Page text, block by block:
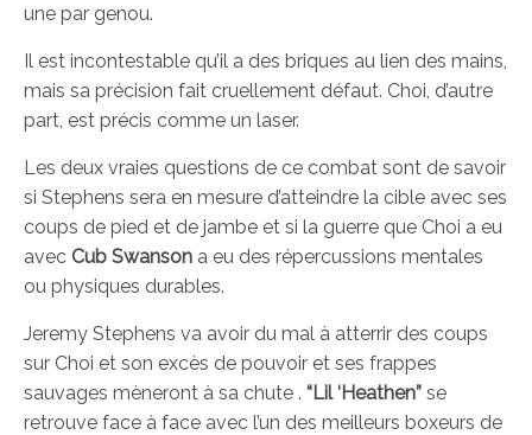
une par genou.
Il est incontestable qu’il a des briques au lien des mains,
mais sa précision fait cruellement défaut. Choi, d’autre
part, est précis comme un laser.
Les deux vraies questions de ce combat sont de savoir
si Stephens sera en mesure d’atteindre la cible avec ses
coups de pied et de jambe et si la guerre que Choi a eu
avec Cub Swanson a eu des répercussions mentales
ou physiques durables.
Jeremy Stephens va avoir du mal à atterrir des coups
sur Choi et son excès de pouvoir et ses frappes
sauvages mèneront à sa chute . “Lil ‘Heathen” se
retrouve face à face avec l’un des meilleurs boxeurs de